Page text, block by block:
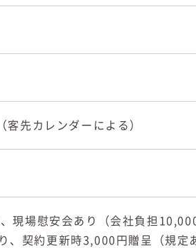
客先カレンダーによる）
現場慰安会あり（会社負担
、契約更新時3,000円贈呈（規定